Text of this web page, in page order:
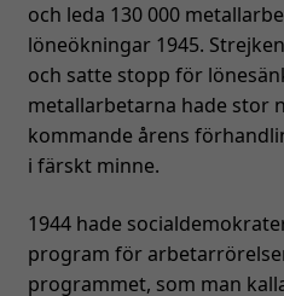
och leda 130 000
löneökningar 1945.
och satte stopp för
metallarbetarna hade stor
kommande årens
i färskt minne.
1944 hade
program för
programmet, som man